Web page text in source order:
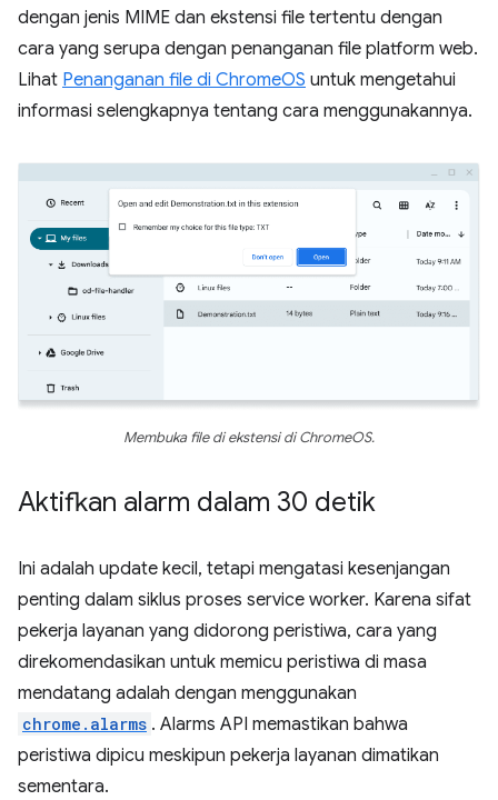
dengan jenis MIME dan ekstensi file tertentu dengan
cara yang serupa dengan penanganan file platform web.
Lihat Penanganan file di ChromeOS untuk mengetahui
informasi selengkapnya tentang cara menggunakannya.
Membuka file di ekstensi di ChromeOS.
Aktifkan alarm dalam 30 detik
Ini adalah update kecil, tetapi mengatasi kesenjangan
penting dalam siklus proses service worker. Karena sifat
pekerja layanan yang didorong peristiwa, cara yang
direkomendasikan untuk memicu peristiwa di masa
mendatang adalah dengan menggunakan
chrome.alarms . Alarms API memastikan bahwa
peristiwa dipicu meskipun pekerja layanan dimatikan
sementara.